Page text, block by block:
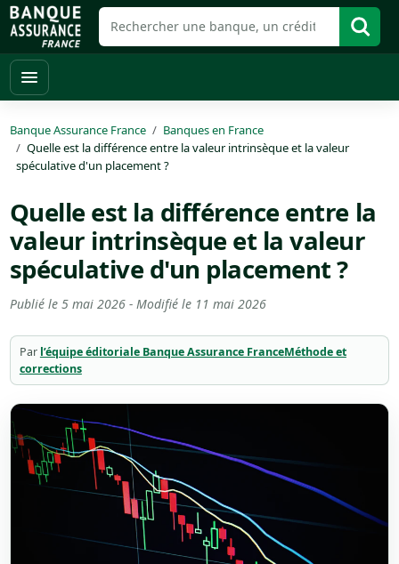
Banque Assurance France
Banques en France
Quelle est la différence entre la valeur intrinsèque et la valeur
spéculative d'un placement ?
Quelle est la différence entre la
valeur intrinsèque et la valeur
spéculative d'un placement ?
Publié le 5 mai 2026- Modifié le 11 mai 2026
Par l’équipe éditoriale Banque Assurance FranceMéthode et
corrections